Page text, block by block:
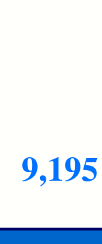
9,195